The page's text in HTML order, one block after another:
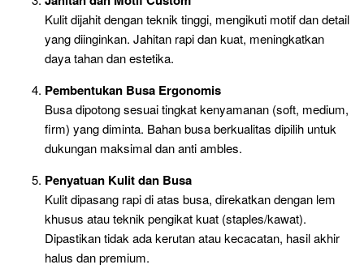
Kulit dijahit dengan teknik tinggi, mengikuti motif dan detail
yang diinginkan. Jahitan rapi dan kuat, meningkatkan
daya tahan dan estetika.
Pembentukan Busa Ergonomis
Busa dipotong sesuai tingkat kenyamanan (soft, medium,
firm) yang diminta. Bahan busa berkualitas dipilih untuk
dukungan maksimal dan anti ambles.
Penyatuan Kulit dan Busa
Kulit dipasang rapi di atas busa, direkatkan dengan lem
khusus atau teknik pengikat kuat (staples/kawat).
Dipastikan tidak ada kerutan atau kecacatan, hasil akhir
halus dan premium.